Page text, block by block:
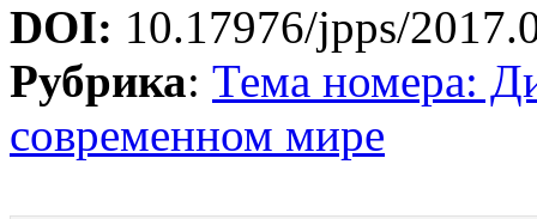
DOI: 10.17976/jpps/
Рубрика: Тема номера:
современном мире